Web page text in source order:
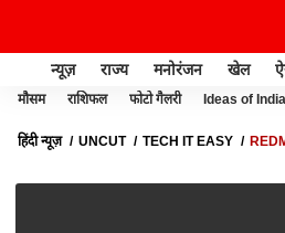
न्यूज़ राज्य मनोरंजन खेल
मौसम राशिफल फोटो गैलरी Ideas of India
हिंदी न्यूज़ UNCUT TECH IT EASY